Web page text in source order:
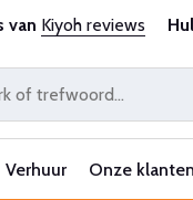
van Kiyoh reviews
Verhuur Onze